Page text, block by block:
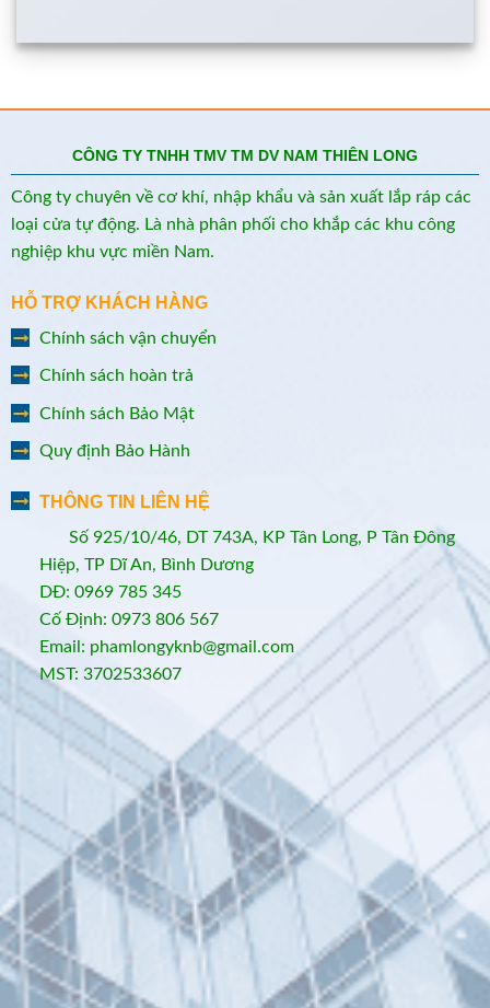
CÔNG TY TNHH TMV TM DV NAM THIÊN LONG
Công ty chuyên về cơ khí, nhập khẩu và sản xuất lắp ráp các
loại cửa tự động. Là nhà phân phối cho khắp các khu công
nghiệp khu vực miền Nam.
HỖ TRỢ KHÁCH HÀNG
Chính sách vận chuyển
Chính sách hoàn trả
Chính sách Bảo Mật
Quy định Bảo Hành
THÔNG TIN LIÊN HỆ
Số 925/10/46, DT 743A, KP Tân Long, P Tân Đông
Hiệp, TP Dĩ An, Bình Dương
DĐ: 0969 785 345
Cố Định: 0973 806 567
Email: phamlongyknb@gmail.com
MST: 3702533607